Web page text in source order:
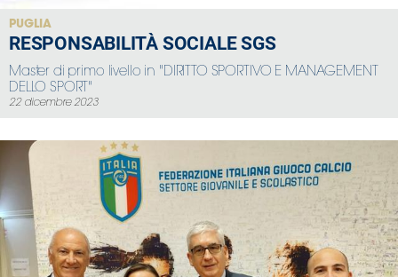
PUGLIA
RESPONSABILITÀ SOCIALE SGS
Master di primo livello in "DIRITTO SPORTIVO E MANAGEMENT
DELLO SPORT"
22 dicembre 2023